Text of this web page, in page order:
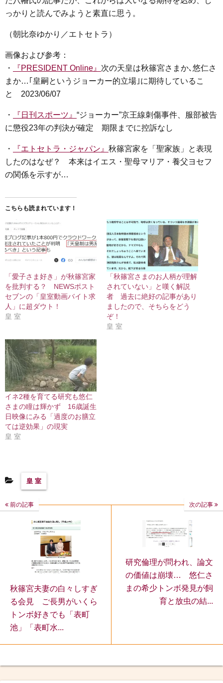
っかりと読んでみようと素直に思う。
（朝比奈ゆかり／エトセトラ）
画像および参考：
・
『PRESIDENT Online』 次の天皇は秋篠宮さまか､悠仁さ
まか…｢皇嗣というジョーカー的立場｣に期待しているこ
と 2023/06/07
・ 『日刊スポーツ』 “ジョーカー”京王線刺傷事件、服部被告
に懲役23年の判決が確定 期限までに控訴なし
・ 『エトセトラ・ジャパン』 秋篠宮家を「聖家族」と表現
したのはなぜ？ 本来はイエス・聖母マリア・養父ヨセフ
の関係を示すが…
こちらも読まれています！
「愛子さま好き」が秋篠宮家
を批判する？ NEWSポスト
セブンの「皇室動画バイト求
人」に超ダウト！
皇 室
「秋篠宮さまのお人柄が理解
されていない」と嘆く解説
者 過去に絶好の記事があり
ましたので、そちらをどう
ぞ！
皇 室
イネ2種を育てる研究も悠仁
さまの瞳は輝かず 16歳誕生
日映像にみる「過度のお膳立
ては逆効果」の現実
皇 室
皇 室
前の記事
秋篠宮夫妻の白々しすぎ
る会見 ご長男がいくら
トンボ好きでも「表町
池」「表町水...
次の記事
研究倫理が問われ、論文
の価値は崩壊… 悠仁さ
まの希少トンボ発見が飼
育と放虫の結...